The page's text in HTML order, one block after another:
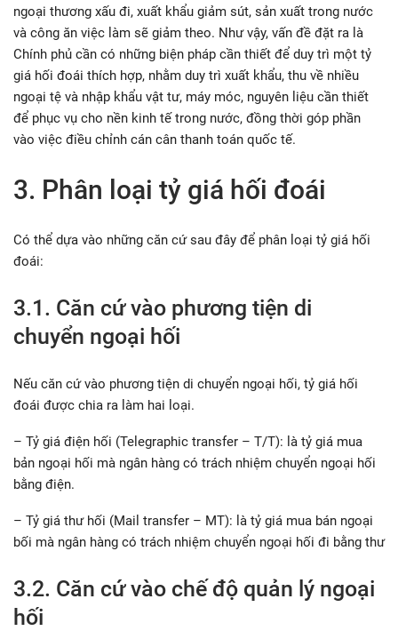
ngoại thương xấu đi, xuất khẩu giảm sút, sản xuất trong nước
và công ăn việc làm sẽ giảm theo. Như vậy, vấn đề đặt ra là
Chính phủ cần có những biện pháp cần thiết để duy trì một tỷ
giá hối đoái thích hợp, nhằm duy trì xuất khẩu, thu về nhiều
ngoại tệ và nhập khẩu vật tư, máy móc, nguyên liệu cần thiết
để phục vụ cho nền kinh tế trong nước, đồng thời góp phần
vào việc điều chỉnh cán cân thanh toán quốc tế.
3. Phân loại tỷ giá hối đoái
Có thể dựa vào những căn cứ sau đây để phân loại tỷ giá hối
đoái:
3.1. Căn cứ vào phương tiện di
chuyển ngoại hối
Nếu căn cứ vào phương tiện di chuyển ngoại hối, tỷ giá hối
đoái được chia ra làm hai loại.
– Tỷ giá điện hối (Telegraphic transfer – T/T): là tỷ giá mua
bản ngoại hối mà ngân hàng có trách nhiệm chuyển ngoại hối
bằng điện.
– Tỷ giá thư hối (Mail transfer – MT): là tỷ giá mua bán ngoại
bối mà ngân hàng có trách nhiệm chuyển ngoại hối đi bằng thư
3.2. Căn cứ vào chế độ quản lý ngoại
hối